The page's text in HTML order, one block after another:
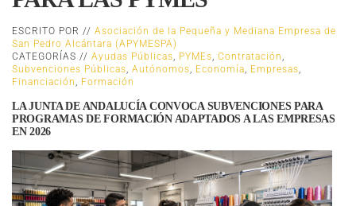
ESCRITO POR // Asociación de la Pequeña y Mediana Empresa de
San Pedro Alcántara (APYMESPA)
CATEGORÍAS // Ayudas Públicas PYMEs Contratación
Subvenciones Públicas Autónomos Economía Empresas
Financiación
Formación
LA JUNTA DE ANDALUCÍA CONVOCA SUBVENCIONES PARA
PROGRAMAS DE FORMACIÓN ADAPTADOS A LAS EMPRESAS
EN 2026